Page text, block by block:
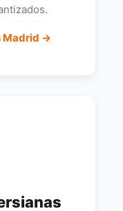
Madrid →